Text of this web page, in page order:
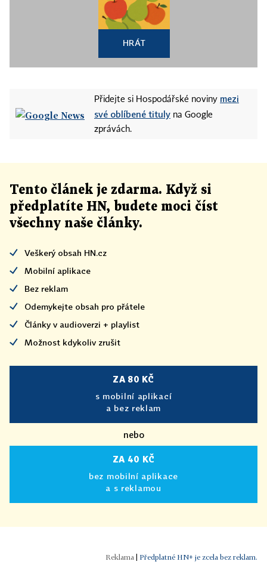
HRÁT
Přidejte si Hospodářské noviny mezi
své oblíbené tituly na Google
zprávách.
Tento článek je zdarma. Když si
předplatíte HN, budete moci číst
všechny naše články.
Veškerý obsah HN.cz
Mobilní aplikace
Bez reklam
Odemykejte obsah pro přátele
Články v audioverzi + playlist
Možnost kdykoliv zrušit
ZA 80 KČ
s mobilní aplikací
a bez reklam
nebo
ZA 40 KČ
bez mobilní aplikace
a s reklamou
Předplatné HN+ je zcela bez reklam.